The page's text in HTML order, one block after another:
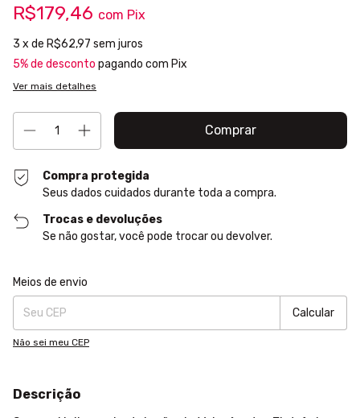
R$179,46 com Pix
3 x de R$62,97 sem juros
5% de desconto pagando com Pix
Ver mais detalhes
Compra protegida
Seus dados cuidados durante toda a compra.
Trocas e devoluções
Se não gostar, você pode trocar ou devolver.
Entregas para o CEP:
Meios de envio
Calcular
Não sei meu CEP
Descrição